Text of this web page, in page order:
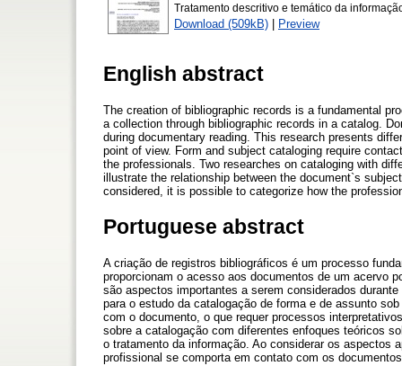
Tratamento descritivo e temático da
Download (509kB) | Preview
English abstract
The creation of bibliographic records is a fundamental
a collection through bibliographic records in a catalog.
during documentary reading. This research presents
point of view. Form and subject cataloging require
the professionals. Two researches on cataloging with
illustrate the relationship between the document`s
considered, it is possible to categorize how the
Portuguese abstract
A criação de registros bibliográficos é um processo
proporcionam o acesso aos documentos de um acervo
são aspectos importantes a serem considerados
para o estudo da catalogação de forma e de assunto
com o documento, o que requer processos
sobre a catalogação com diferentes enfoques teóricos
o tratamento da informação. Ao considerar os aspectos
profissional se comporta em contato com os